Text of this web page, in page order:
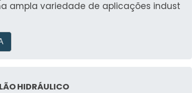
ampla variedade de aplicações indust
HIDRÁULICO